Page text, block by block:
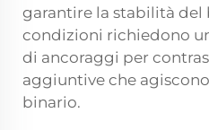
garantire la stabilità del
condizioni richiedono
di ancoraggi per
aggiuntive che
binario.